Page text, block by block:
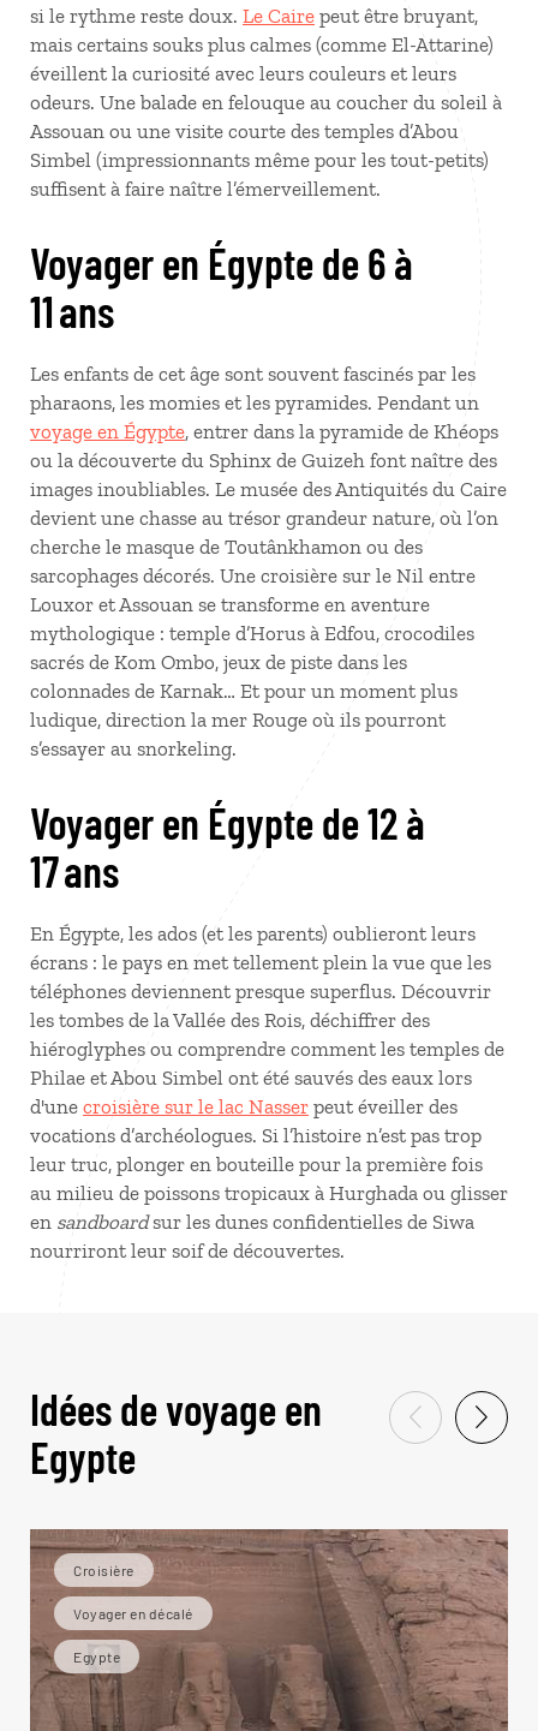
si le rythme reste doux. Le Caire peut être bruyant,
mais certains souks plus calmes (comme El-Attarine)
éveillent la curiosité avec leurs couleurs et leurs
odeurs. Une balade en felouque au coucher du soleil à
Assouan ou une visite courte des temples d’Abou
Simbel (impressionnants même pour les tout-petits)
suffisent à faire naître l’émerveillement.
Voyager en Égypte de 6 à
11 ans
Les enfants de cet âge sont souvent fascinés par les
pharaons, les momies et les pyramides. Pendant un
voyage en Égypte, entrer dans la pyramide de Khéops
ou la découverte du Sphinx de Guizeh font naître des
images inoubliables. Le musée des Antiquités du Caire
devient une chasse au trésor grandeur nature, où l’on
cherche le masque de Toutânkhamon ou des
sarcophages décorés. Une croisière sur le Nil entre
Louxor et Assouan se transforme en aventure
mythologique : temple d’Horus à Edfou, crocodiles
sacrés de Kom Ombo, jeux de piste dans les
colonnades de Karnak… Et pour un moment plus
ludique, direction la mer Rouge où ils pourront
s’essayer au snorkeling.
Voyager en Égypte de 12 à
17 ans
En Égypte, les ados (et les parents) oublieront leurs
écrans : le pays en met tellement plein la vue que les
téléphones deviennent presque superflus. Découvrir
les tombes de la Vallée des Rois, déchiffrer des
hiéroglyphes ou comprendre comment les temples de
Philae et Abou Simbel ont été sauvés des eaux lors
d'une croisière sur le lac Nasser peut éveiller des
vocations d’archéologues. Si l’histoire n’est pas trop
leur truc, plonger en bouteille pour la première fois
au milieu de poissons tropicaux à Hurghada ou glisser
en sandboardsur les dunes confidentielles de Siwa
nourriront leur soif de découvertes.
Idées de voyage en
Egypte
Croisière
Voyager en décalé
Egypte